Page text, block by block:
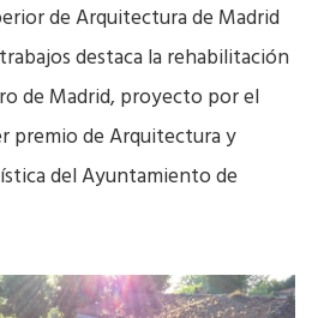
de Arquitectura de Madrid
destaca la rehabilitación
de Madrid, proyecto por el
premio de Arquitectura y
del Ayuntamiento de